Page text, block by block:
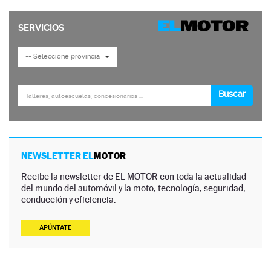
NEWSLETTER ELMOTOR
Recibe la newsletter de EL MOTOR con toda la actualidad
del mundo del automóvil y la moto, tecnología, seguridad,
conducción y eficiencia.
APÚNTATE